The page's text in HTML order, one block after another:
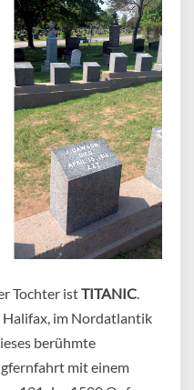
Tochter istTITANIC.
im Nordatlantik
berühmte
mit einem